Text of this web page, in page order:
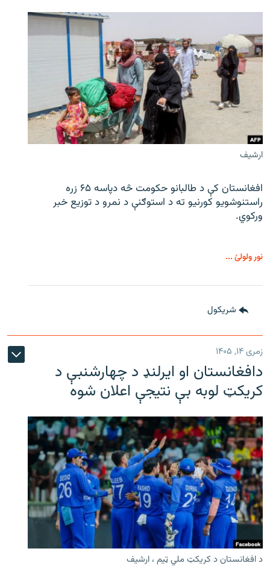
ارشیف
افغانستان کې د طالبانو حکومت څه دپاسه ۶۵ زره
راستنوشویو کورنیو ته د استوګنې د نمرو د توزیع خبر
ورکوي.
نور ولولئ ...
شريکول
زمری ۱۴, ۱۴۰۵
دافغانستان او ایرلنډ د چهارشنبې د
کریکټ لوبه بې نتیجې اعلان شوه
د افغانستان د کریکټ ملي ټیم ، ارشیف